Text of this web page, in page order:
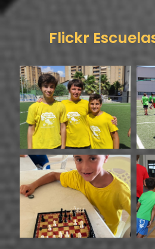
Flickr